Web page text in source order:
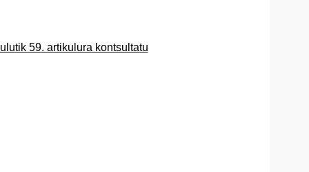
59. artikulura kontsultatu